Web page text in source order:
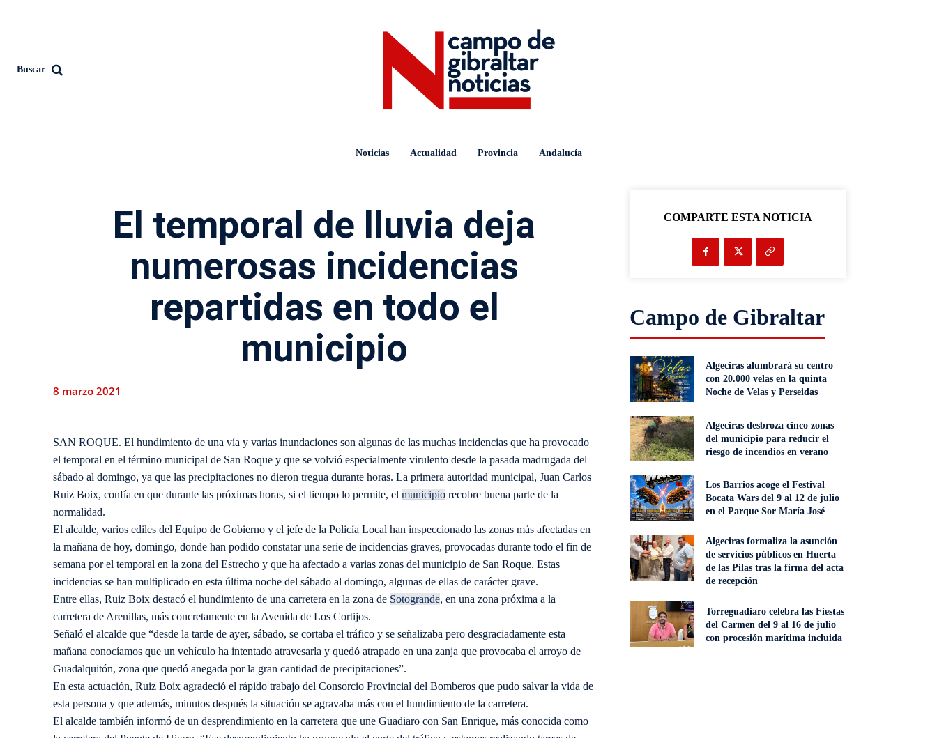
Buscar
Noticias Actualidad Provincia Andalucía
El temporal de lluvia deja
numerosas incidencias
repartidas en todo el
municipio
8 marzo 2021
SAN ROQUE. El hundimiento de una vía y varias inundaciones son algunas de las muchas incidencias que ha provocado
el temporal en el término municipal de San Roque y que se volvió especialmente virulento desde la pasada madrugada del
sábado al domingo, ya que las precipitaciones no dieron tregua durante horas. La primera autoridad municipal, Juan Carlos
Ruiz Boix, confía en que durante las próximas horas, si el tiempo lo permite, el municipio recobre buena parte de la
normalidad.
El alcalde, varios ediles del Equipo de Gobierno y el jefe de la Policía Local han inspeccionado las zonas más afectadas en
la mañana de hoy, domingo, donde han podido constatar una serie de incidencias graves, provocadas durante todo el fin de
semana por el temporal en la zona del Estrecho y que ha afectado a varias zonas del municipio de San Roque. Estas
incidencias se han multiplicado en esta última noche del sábado al domingo, algunas de ellas de carácter grave.
Entre ellas, Ruiz Boix destacó el hundimiento de una carretera en la zona de Sotogrande, en una zona próxima a la
carretera de Arenillas, más concretamente en la Avenida de Los Cortijos.
Señaló el alcalde que “desde la tarde de ayer, sábado, se cortaba el tráfico y se señalizaba pero desgraciadamente esta
mañana conocíamos que un vehículo ha intentado atravesarla y quedó atrapado en una zanja que provocaba el arroyo de
Guadalquitón, zona que quedó anegada por la gran cantidad de precipitaciones”.
En esta actuación, Ruiz Boix agradeció el rápido trabajo del Consorcio Provincial del Bomberos que pudo salvar la vida de
esta persona y que además, minutos después la situación se agravaba más con el hundimiento de la carretera.
El alcalde también informó de un desprendimiento en la carretera que une Guadiaro con San Enrique, más conocida como
COMPARTE ESTA NOTICIA
Campo de Gibraltar
Algeciras alumbrará su centro
con 20.000 velas en la quinta
Noche de Velas y Perseidas
Algeciras desbroza cinco zonas
del municipio para reducir el
riesgo de incendios en verano
Los Barrios acoge el Festival
Bocata Wars del 9 al 12 de julio
en el Parque Sor María José
Algeciras formaliza la asunción
de servicios públicos en Huerta
de las Pilas tras la firma del acta
de recepción
Torreguadiaro celebra las Fiestas
del Carmen del 9 al 16 de julio
con procesión marítima incluida